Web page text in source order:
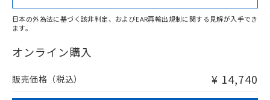
在庫等で未対応品が混在する可能性があります。
問い合わせください。
日本の外為法に基づく該非判定、およびEAR再輸出規制に関する見解が入手でき
ます。
オンライン購入
販売価格（税込） ¥ 14,740